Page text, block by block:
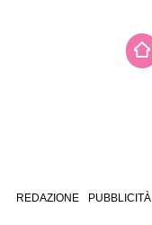
REDAZIONE PUBBLICITÀ